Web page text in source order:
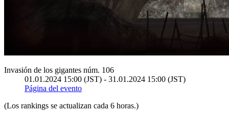
Invasión de los gigantes núm. 106
01.01.2024 15:00 (JST) - 31.01.2024 15:00 (JST)
Página del evento
(Los rankings se actualizan cada 6 horas.)